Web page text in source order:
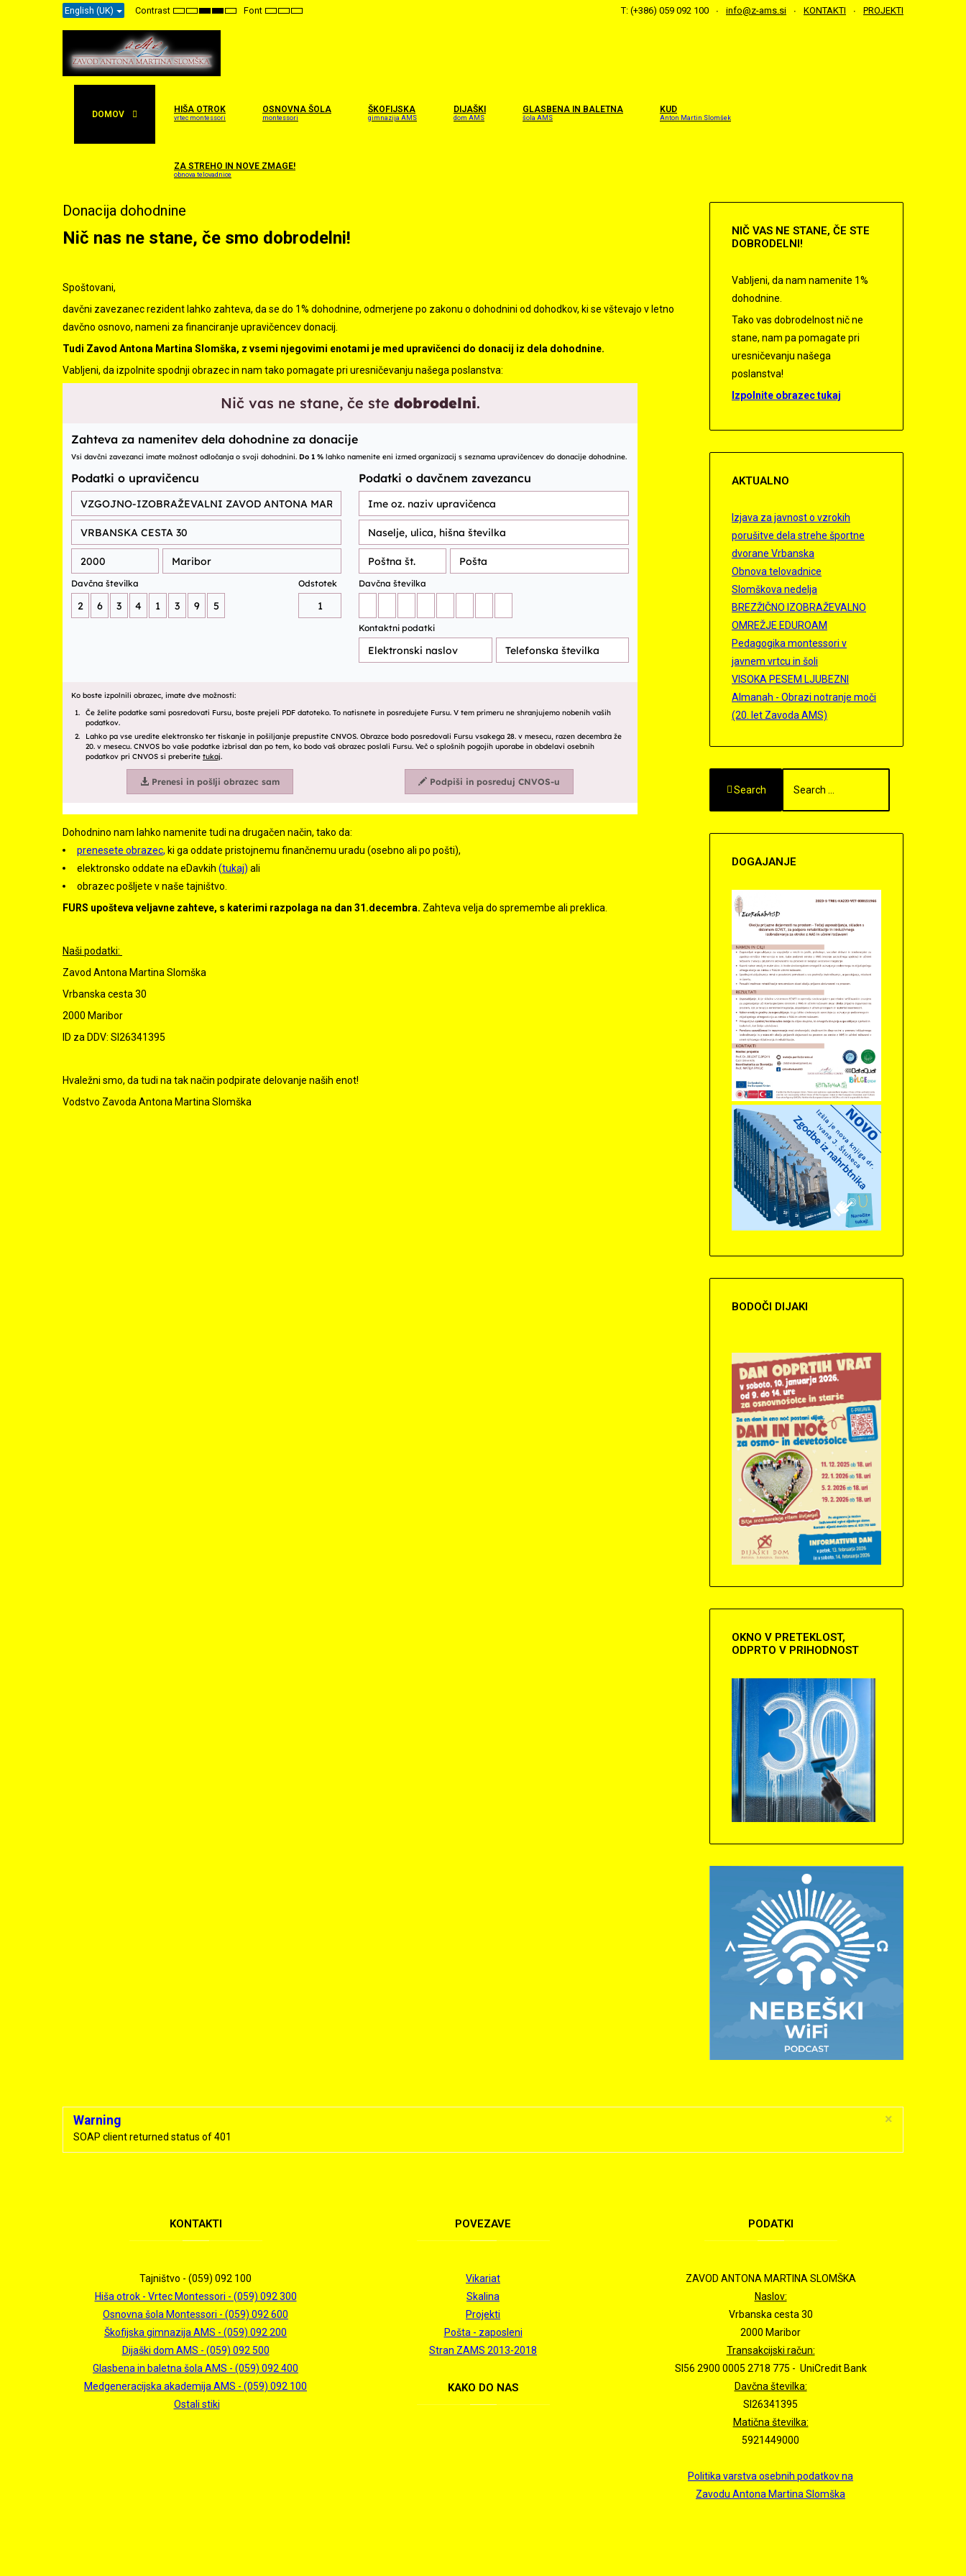
English (UK) Contrast
Default
NightHigh
Black
mode
High
Black
HighFont
SetSetSet
T: (+386) 059 092 100 info@z-ams.si KONTAKTI PROJEKTI
DOMOV HIŠA OTROK
vrtec montessori
OSNOVNA ŠOLA
montessori
ŠKOFIJSKA
gimnazija AMS
DIJAŠKI
dom AMS
GLASBENA IN BALETNA
šola AMS
KUD
Anton Martin Slomšek
ZA STREHO IN NOVE ZMAGE!
obnova telovadnice
Donacija dohodnine
Nič nas ne stane, če smo dobrodelni!
Spoštovani,
davčni zavezanec rezident lahko zahteva, da se do 1% dohodnine, odmerjene po zakonu o dohodnini od dohodkov, ki se vštevajo v letno
davčno osnovo, nameni za financiranje upravičencev donacij.
Tudi Zavod Antona Martina Slomška, z vsemi njegovimi enotami je med upravičenci do donacij iz dela dohodnine.
Vabljeni, da izpolnite spodnji obrazec in nam tako pomagate pri uresničevanju našega poslanstva:
Dohodnino nam lahko namenite tudi na drugačen način, tako da:
prenesete obrazec, ki ga oddate pristojnemu finančnemu uradu (osebno ali po pošti),
elektronsko oddate na eDavkih (tukaj) ali
obrazec pošljete v naše tajništvo.
FURS upošteva veljavne zahteve, s katerimi razpolaga na dan 31.decembra. Zahteva velja do spremembe ali preklica.
Naši podatki:
Zavod Antona Martina Slomška
Vrbanska cesta 30
2000 Maribor
ID za DDV: SI26341395
Hvaležni smo, da tudi na tak način podpirate delovanje naših enot!
Vodstvo Zavoda Antona Martina Slomška
NIČ VAS NE STANE, ČE STE
DOBRODELNI!
Vabljeni, da nam namenite 1%
dohodnine.
Tako vas dobrodelnost nič ne
stane, nam pa pomagate pri
uresničevanju našega
poslanstva!
Izpolnite obrazec tukaj
AKTUALNO
Izjava za javnost o vzrokih
porušitve dela strehe športne
dvorane Vrbanska
Obnova telovadnice
Slomškova nedelja
BREZŽIČNO IZOBRAŽEVALNO
OMREŽJE EDUROAM
Pedagogika montessori v
javnem vrtcu in šoli
VISOKA PESEM LJUBEZNI
Almanah - Obrazi notranje moči
(20. let Zavoda AMS)
Search
DOGAJANJE
BODOČI DIJAKI
OKNO V PRETEKLOST,
ODPRTO V PRIHODNOST
×
Warning
SOAP client returned status of 401
KONTAKTI
Tajništvo - (059) 092 100
Hiša otrok - Vrtec Montessori - (059) 092 300
Osnovna šola Montessori - (059) 092 600
Škofijska gimnazija AMS - (059) 092 200
Dijaški dom AMS - (059) 092 500
Glasbena in baletna šola AMS - (059) 092 400
Medgeneracijska akademija AMS - (059) 092 100
Ostali stiki
POVEZAVE
Vikariat
Skalina
Projekti
Pošta - zaposleni
Stran ZAMS 2013-2018
KAKO DO NAS
PODATKI
ZAVOD ANTONA MARTINA SLOMŠKA
Naslov:
Vrbanska cesta 30
2000 Maribor
Transakcijski račun:
SI56 2900 0005 2718 775 - UniCredit Bank
Davčna številka:
SI26341395
Matična številka:
5921449000
Politika varstva osebnih podatkov na
Zavodu Antona Martina Slomška